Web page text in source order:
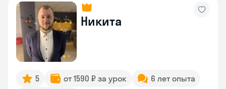
Никита
5 от 1590 ₽ за урок
6 лет опыта